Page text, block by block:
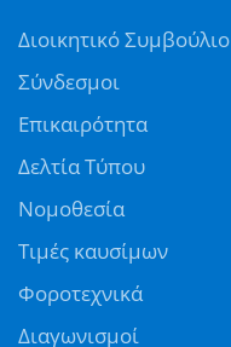
Διοικητικό Συμβούλιο
Σύνδεσμοι
Επικαιρότητα
Δελτία Τύπου
Νομοθεσία
Τιμές καυσίμων
Φοροτεχνικά
Διαγωνισμοί